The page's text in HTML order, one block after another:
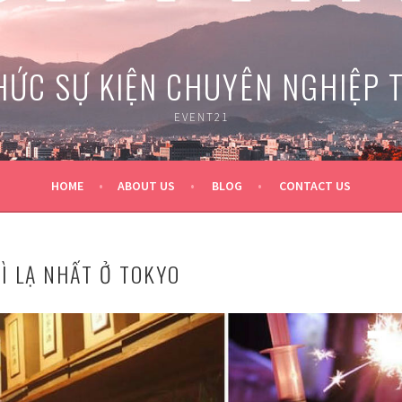
SỰ KIỆN CHUYÊN NGHIỆP
EVENT21
HOME ABOUT US BLOG CONTACT US
LẠ NHẤT Ở TOKYO